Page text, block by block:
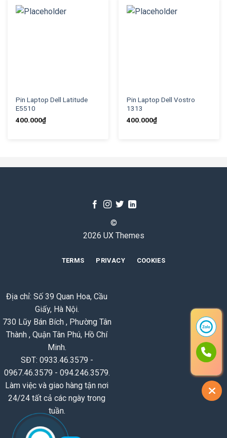
Pin Laptop Dell Latitude
E5510
400.000₫
Pin Laptop Dell Vostro
1313
400.000₫
©
2026 UX Themes
TERMS PRIVACY COOKIES
Địa chỉ: Số 39 Quan Hoa, Cầu
Giấy, Hà Nội.
730 Lũy Bán Bích , Phường Tân
Thành , Quận Tân Phú, Hồ Chí
Minh.
SĐT: 0933.46.3579 -
0967.46.3579 - 094.246.3579.
Làm việc và giao hàng tận nơi
24/24 tất cả các ngày trong
tuần.